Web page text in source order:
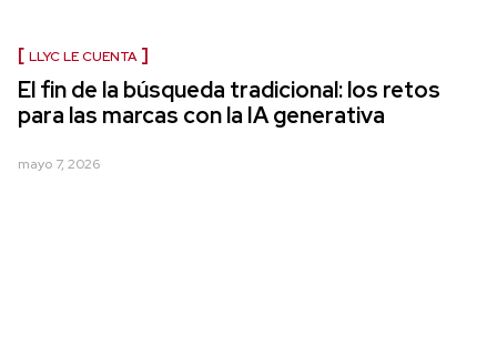
LLYC LE CUENTA
El fin de la búsqueda tradicional: los retos
para las marcas con la IA generativa
mayo 7, 2026